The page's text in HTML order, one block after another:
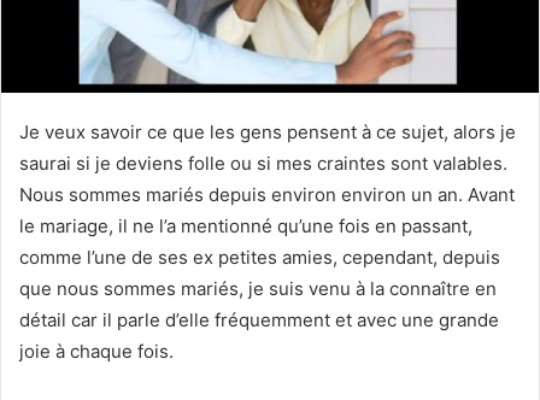
Je veux savoir ce que les gens pensent à ce sujet, alors je
saurai si je deviens folle ou si mes craintes sont valables.
Nous sommes mariés depuis environ environ un an. Avant
le mariage, il ne l’a mentionné qu’une fois en passant,
comme l’une de ses ex petites amies, cependant, depuis
que nous sommes mariés, je suis venu à la connaître en
détail car il parle d’elle fréquemment et avec une grande
joie à chaque fois.